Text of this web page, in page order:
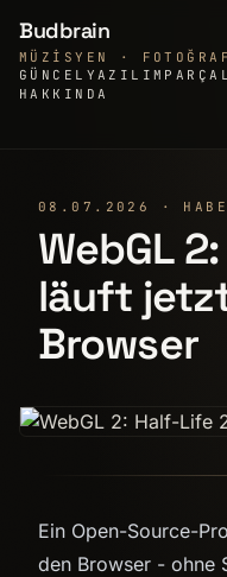
Budbrain
MÜZISYEN ·
GÜNCEL YAZILIM
HAKKINDA
08.07.2026 ·
WebGL
läuft
Browser
Ein Open-Source-
den Browser - ohne